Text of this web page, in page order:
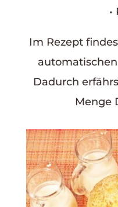
•
Im Rezept
Dadurch
Menge